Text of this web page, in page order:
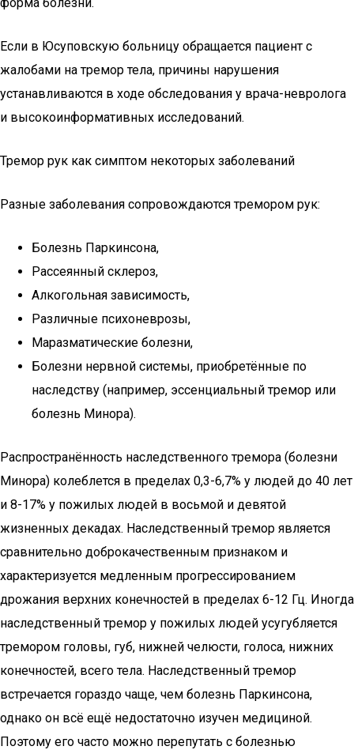
Если в Юсуповскую больницу обращается пациент с
жалобами на тремор тела, причины нарушения
устанавливаются в ходе обследования у врача-невролога
и высокоинформативных исследований.
Тремор рук как симптом некоторых заболеваний
Разные заболевания сопровождаются тремором рук:
Болезнь Паркинсона,
Рассеянный склероз,
Алкогольная зависимость,
Различные психоневрозы,
Маразматические болезни,
Болезни нервной системы, приобретённые по
наследству (например, эссенциальный тремор или
болезнь Минора).
Распространённость наследственного тремора (болезни
Минора) колеблется в пределах 0,3-6,7% у людей до 40 лет
и 8-17% у пожилых людей в восьмой и девятой
жизненных декадах. Наследственный тремор является
сравнительно доброкачественным признаком и
характеризуется медленным прогрессированием
дрожания верхних конечностей в пределах 6-12 Гц. Иногда
наследственный тремор у пожилых людей усугубляется
тремором головы, губ, нижней челюсти, голоса, нижних
конечностей, всего тела. Наследственный тремор
встречается гораздо чаще, чем болезнь Паркинсона,
однако он всё ещё недостаточно изучен медициной.
Поэтому его часто можно перепутать с болезнью